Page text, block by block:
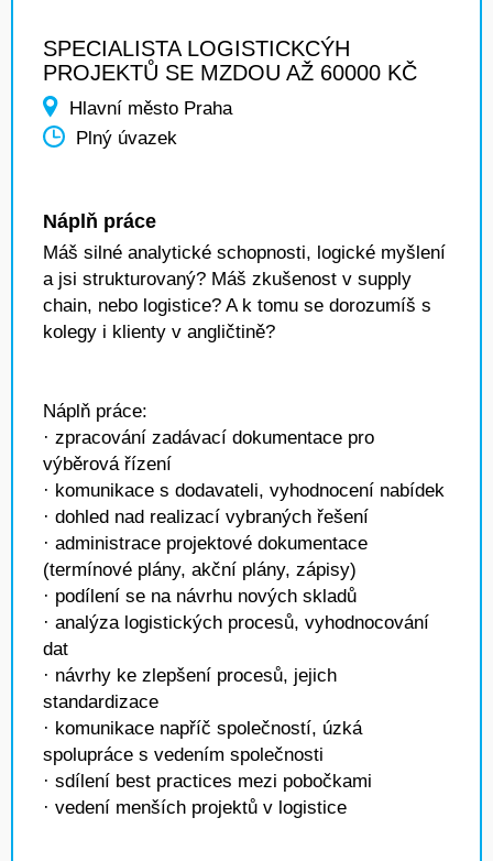
SPECIALISTA LOGISTICKCÝH
PROJEKTŮ SE MZDOU AŽ 60000 KČ
Hlavní město Praha
Plný úvazek
Náplň práce
Máš silné analytické schopnosti, logické myšlení
a jsi strukturovaný? Máš zkušenost v supply
chain, nebo logistice? A k tomu se dorozumíš s
kolegy i klienty v angličtině?
Náplň práce:
· zpracování zadávací dokumentace pro
výběrová řízení
· komunikace s dodavateli, vyhodnocení nabídek
· dohled nad realizací vybraných řešení
· administrace projektové dokumentace
(termínové plány, akční plány, zápisy)
· podílení se na návrhu nových skladů
· analýza logistických procesů, vyhodnocování
dat
· návrhy ke zlepšení procesů, jejich
standardizace
· komunikace napříč společností, úzká
spolupráce s vedením společnosti
· sdílení best practices mezi pobočkami
· vedení menších projektů v logistice